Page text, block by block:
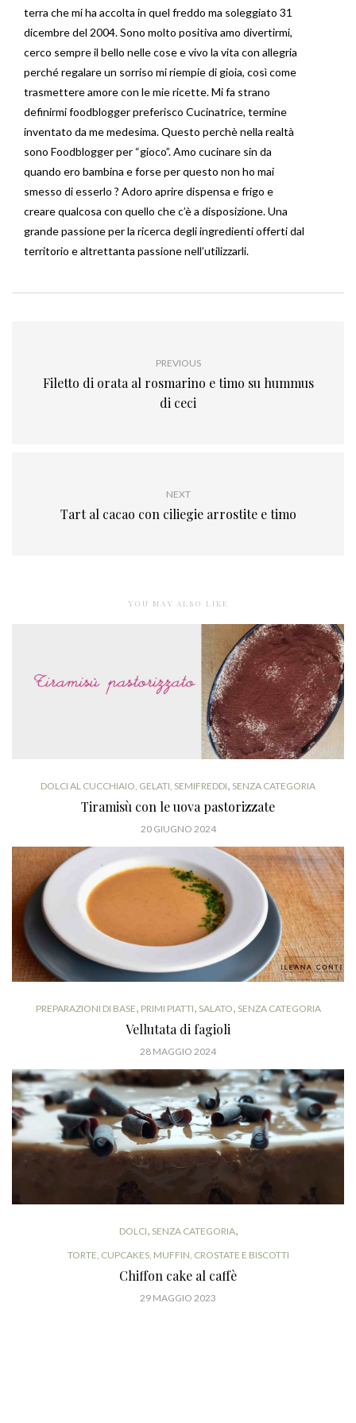
terra che mi ha accolta in quel freddo ma soleggiato 31
dicembre del 2004. Sono molto positiva amo divertirmi,
cerco sempre il bello nelle cose e vivo la vita con allegria
perché regalare un sorriso mi riempie di gioia, così come
trasmettere amore con le mie ricette. Mi fa strano
definirmi foodblogger preferisco Cucinatrice, termine
inventato da me medesima. Questo perchè nella realtà
sono Foodblogger per “gioco”. Amo cucinare sin da
quando ero bambina e forse per questo non ho mai
smesso di esserlo ? Adoro aprire dispensa e frigo e
creare qualcosa con quello che c’è a disposizione. Una
grande passione per la ricerca degli ingredienti offerti dal
territorio e altrettanta passione nell’utilizzarli.
PREVIOUS
Filetto di orata al rosmarino e timo su hummus
di ceci
NEXT
Tart al cacao con ciliegie arrostite e timo
YOU MAY ALSO LIKE
DOLCI AL CUCCHIAIO, GELATI, SEMIFREDDI SENZA CATEGORIA
Tiramisù con le uova pastorizzate
20 GIUGNO 2024
PREPARAZIONI DI BASE PRIMI PIATTI SALATO SENZA CATEGORIA
Vellutata di fagioli
28 MAGGIO 2024
DOLCI SENZA CATEGORIA
TORTE, CUPCAKES, MUFFIN, CROSTATE E BISCOTTI
Chiffon cake al caffè
29 MAGGIO 2023